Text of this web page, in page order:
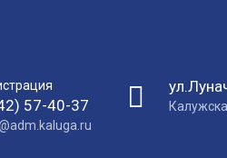
57-40-37